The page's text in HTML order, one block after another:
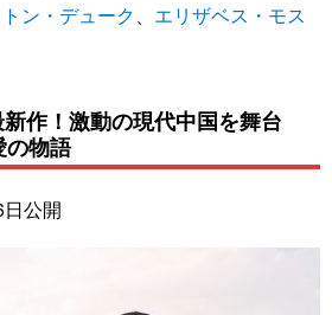
ン・デューク、 エリザベス・モス
作！激動の現代中国を舞台
の物語
日公開